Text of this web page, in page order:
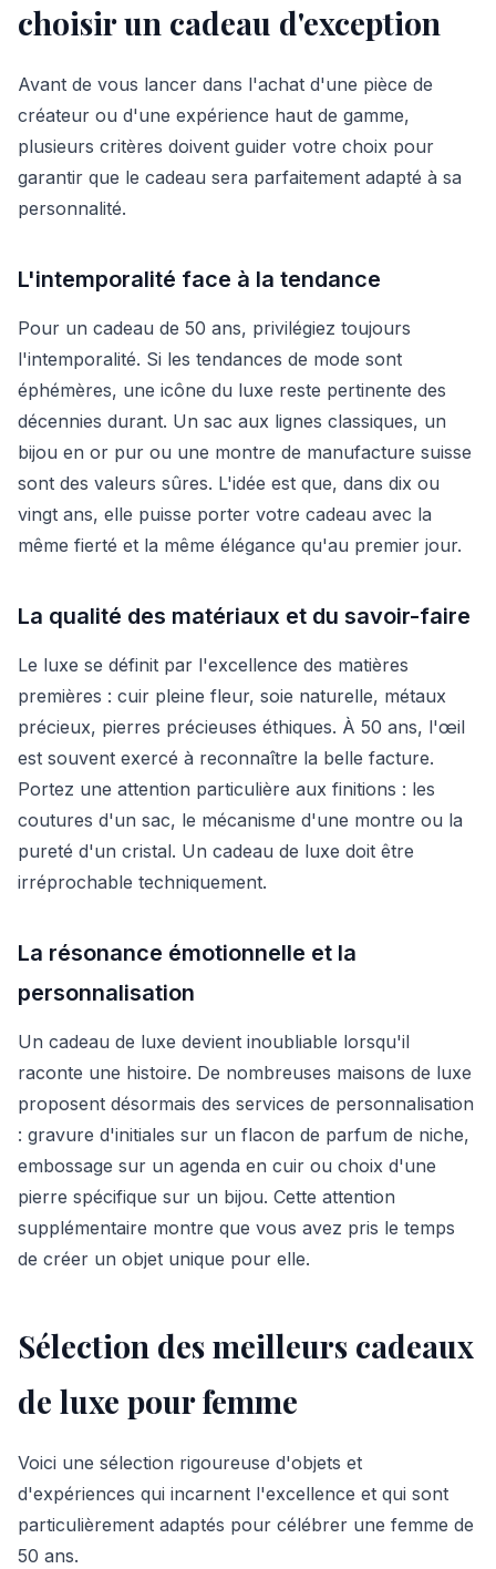
choisir un cadeau d'exception
Avant de vous lancer dans l'achat d'une pièce de
créateur ou d'une expérience haut de gamme,
plusieurs critères doivent guider votre choix pour
garantir que le cadeau sera parfaitement adapté à sa
personnalité.
L'intemporalité face à la tendance
Pour un cadeau de 50 ans, privilégiez toujours
l'intemporalité. Si les tendances de mode sont
éphémères, une icône du luxe reste pertinente des
décennies durant. Un sac aux lignes classiques, un
bijou en or pur ou une montre de manufacture suisse
sont des valeurs sûres. L'idée est que, dans dix ou
vingt ans, elle puisse porter votre cadeau avec la
même fierté et la même élégance qu'au premier jour.
La qualité des matériaux et du savoir-faire
Le luxe se définit par l'excellence des matières
premières : cuir pleine fleur, soie naturelle, métaux
précieux, pierres précieuses éthiques. À 50 ans, l'œil
est souvent exercé à reconnaître la belle facture.
Portez une attention particulière aux finitions : les
coutures d'un sac, le mécanisme d'une montre ou la
pureté d'un cristal. Un cadeau de luxe doit être
irréprochable techniquement.
La résonance émotionnelle et la
personnalisation
Un cadeau de luxe devient inoubliable lorsqu'il
raconte une histoire. De nombreuses maisons de luxe
proposent désormais des services de personnalisation
: gravure d'initiales sur un flacon de parfum de niche,
embossage sur un agenda en cuir ou choix d'une
pierre spécifique sur un bijou. Cette attention
supplémentaire montre que vous avez pris le temps
de créer un objet unique pour elle.
Sélection des meilleurs cadeaux
de luxe pour femme
Voici une sélection rigoureuse d'objets et
d'expériences qui incarnent l'excellence et qui sont
particulièrement adaptés pour célébrer une femme de
50 ans.